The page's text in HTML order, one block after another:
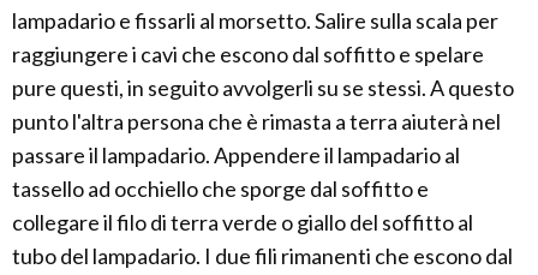
lampadario e fissarli al morsetto. Salire sulla scala per
raggiungere i cavi che escono dal soffitto e spelare
pure questi, in seguito avvolgerli su se stessi. A questo
punto l'altra persona che è rimasta a terra aiuterà nel
passare il lampadario. Appendere il lampadario al
tassello ad occhiello che sporge dal soffitto e
collegare il filo di terra verde o giallo del soffitto al
tubo del lampadario. I due fili rimanenti che escono dal